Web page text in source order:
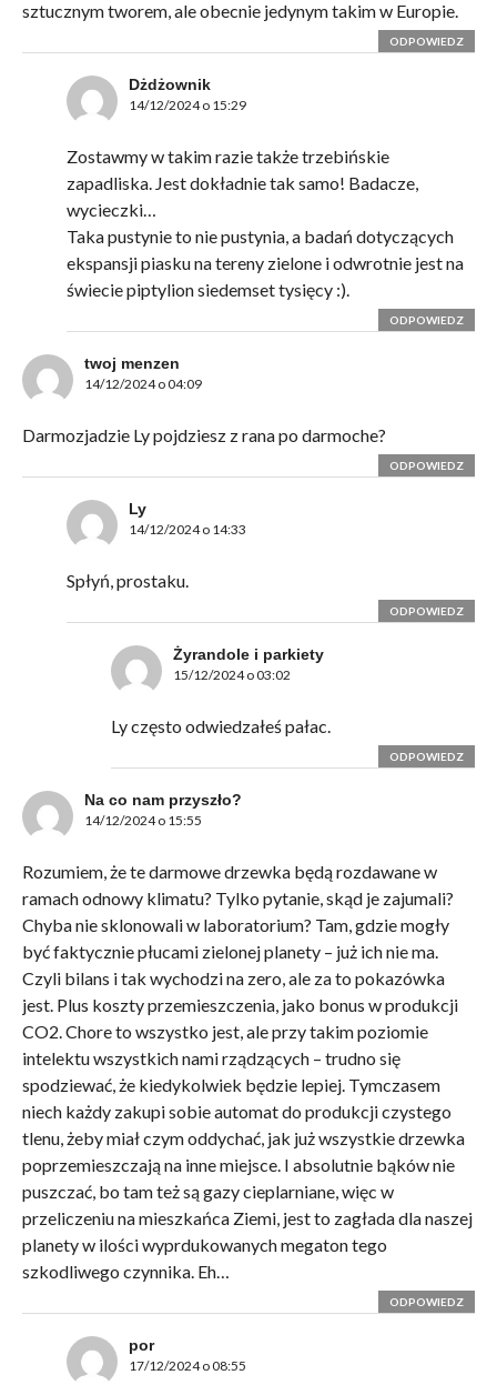
sztucznym tworem, ale obecnie jedynym takim w Europie.
ODPOWIEDZ
Dżdżownik
14/12/2024 o 15:29
Zostawmy w takim razie także trzebińskie
zapadliska. Jest dokładnie tak samo! Badacze,
wycieczki…
Taka pustynie to nie pustynia, a badań dotyczących
ekspansji piasku na tereny zielone i odwrotnie jest na
świecie piptylion siedemset tysięcy :).
ODPOWIEDZ
twoj menzen
14/12/2024 o 04:09
Darmozjadzie Ly pojdziesz z rana po darmoche?
ODPOWIEDZ
Ly
14/12/2024 o 14:33
Spłyń, prostaku.
ODPOWIEDZ
Żyrandole i parkiety
15/12/2024 o 03:02
Ly często odwiedzałeś pałac.
ODPOWIEDZ
Na co nam przyszło?
14/12/2024 o 15:55
Rozumiem, że te darmowe drzewka będą rozdawane w
ramach odnowy klimatu? Tylko pytanie, skąd je zajumali?
Chyba nie sklonowali w laboratorium? Tam, gdzie mogły
być faktycznie płucami zielonej planety – już ich nie ma.
Czyli bilans i tak wychodzi na zero, ale za to pokazówka
jest. Plus koszty przemieszczenia, jako bonus w produkcji
CO2. Chore to wszystko jest, ale przy takim poziomie
intelektu wszystkich nami rządzących – trudno się
spodziewać, że kiedykolwiek będzie lepiej. Tymczasem
niech każdy zakupi sobie automat do produkcji czystego
tlenu, żeby miał czym oddychać, jak już wszystkie drzewka
poprzemieszczają na inne miejsce. I absolutnie bąków nie
puszczać, bo tam też są gazy cieplarniane, więc w
przeliczeniu na mieszkańca Ziemi, jest to zagłada dla naszej
planety w ilości wyprdukowanych megaton tego
szkodliwego czynnika. Eh…
ODPOWIEDZ
por
17/12/2024 o 08:55